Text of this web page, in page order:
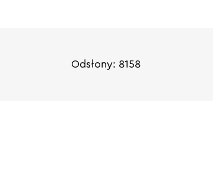
Odsłony: 8158